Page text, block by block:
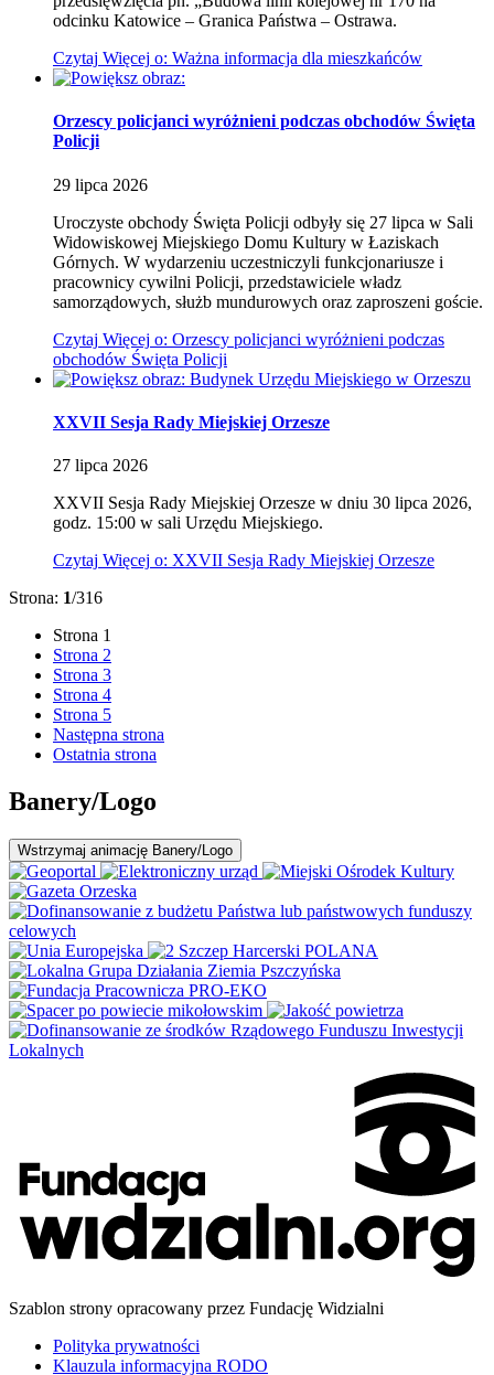
odcinku Katowice – Granica Państwa – Ostrawa.
Czytaj Więcej o: Ważna informacja dla mieszkańców
Orzescy policjanci wyróżnieni podczas obchodów Święta
Policji
29 lipca 2026
Uroczyste obchody Święta Policji odbyły się 27 lipca w Sali
Widowiskowej Miejskiego Domu Kultury w Łaziskach
Górnych. W wydarzeniu uczestniczyli funkcjonariusze i
pracownicy cywilni Policji, przedstawiciele władz
samorządowych, służb mundurowych oraz zaproszeni goście.
Czytaj Więcej o: Orzescy policjanci wyróżnieni podczas
obchodów Święta Policji
XXVII Sesja Rady Miejskiej Orzesze
27 lipca 2026
XXVII Sesja Rady Miejskiej Orzesze w dniu 30 lipca 2026,
godz. 15:00 w sali Urzędu Miejskiego.
Czytaj Więcej o: XXVII Sesja Rady Miejskiej Orzesze
Strona: 1/316
Strona 1
Strona 2
Strona 3
Strona 4
Strona 5
Następna strona
Ostatnia strona
Banery/Logo
Wstrzymaj animację Banery/Logo
Szablon strony opracowany przez Fundację Widzialni
Polityka prywatności
Klauzula informacyjna RODO